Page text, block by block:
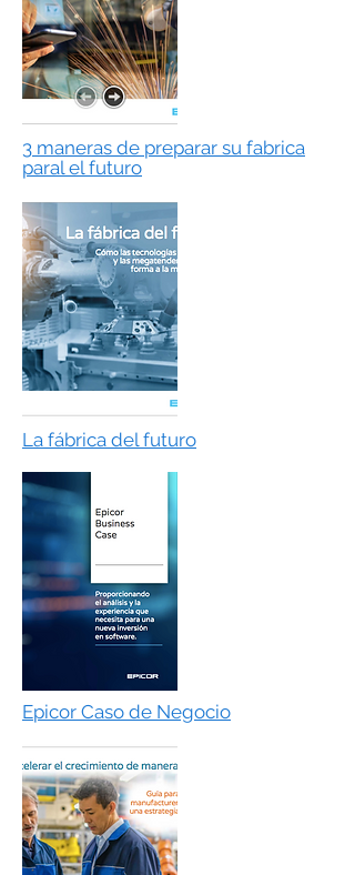
3 maneras de preparar su fabrica
paral el futuro
La fábrica del futuro
Epicor Caso de Negocio